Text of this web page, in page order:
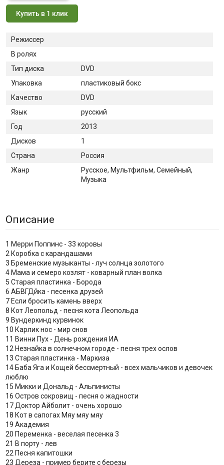
Купить в 1 клик
Режиссер
В ролях
Тип диска
DVD
Упаковка
пластиковый бокс
Качество
DVD
Язык
русский
Год
2013
Дисков
1
Страна
Россия
Жанр
Русское, Мультфильм, Семейный,
Музыка
Описание
1 Мерри Поппинс - 33 коровы
2 Коробка с карандашами
3 Бременские музыканты - луч солнца золотого
4 Мама и семеро козлят - коварный план волка
5 Старая пластинка - Борода
6 АБВГДйка - песенка друзей
7 Если бросить камень вверх
8 Кот Леопольд - песня кота Леопольда
9 Вундеркинд курвинок
10 Карлик нос - мир снов
11 Винни Пух - День рождения ИА
12 Незнайка в солнечном городе - песня трех ослов
13 Старая пластинка - Маркиза
14 Баба Яга и Кощей бессмертный - всех мальчиков и девочек
люблю
15 Микки и Дональд - Альпинисты
16 Остров сокровищ - песня о жадности
17 Доктор Айболит - очень хорошо
18 Кот в сапогах Мяу мяу мяу
19 Академия
20 Переменка - веселая песенка 3
21 В порту - лев
22 Песня капитошки
23 Дереза - пример берите с березы